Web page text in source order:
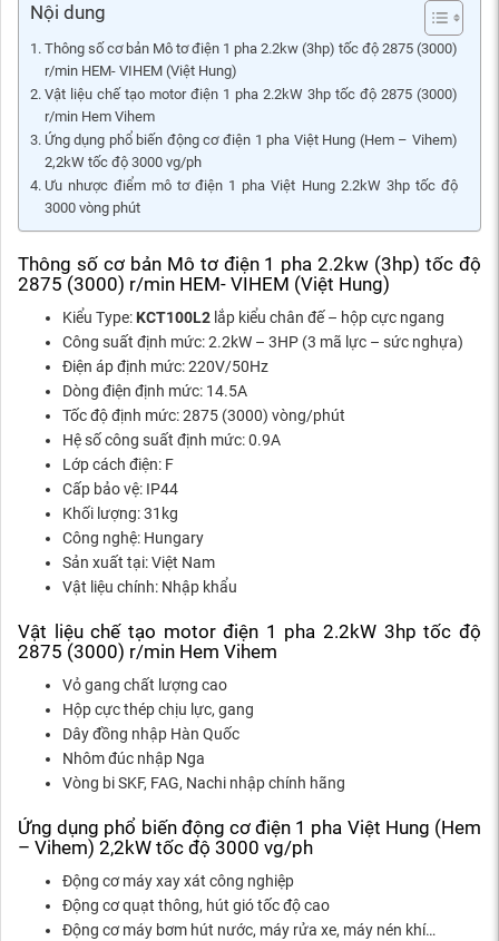
Nội dung
Thông số cơ bản Mô tơ điện 1 pha 2.2kw (3hp) tốc độ 2875 (3000)
r/min HEM- VIHEM (Việt Hung)
Vật liệu chế tạo motor điện 1 pha 2.2kW 3hp tốc độ 2875 (3000)
r/min Hem Vihem
Ứng dụng phổ biến động cơ điện 1 pha Việt Hung (Hem – Vihem)
2,2kW tốc độ 3000 vg/ph
Ưu nhược điểm mô tơ điện 1 pha Việt Hung 2.2kW 3hp tốc độ
3000 vòng phút
Thông số cơ bản Mô tơ điện 1 pha 2.2kw (3hp) tốc độ
2875 (3000) r/min HEM- VIHEM (Việt Hung)
Kiểu Type: KCT100L2 lắp kiểu chân đế – hộp cực ngang
Công suất định mức: 2.2kW – 3HP (3 mã lực – sức nghựa)
Điện áp định mức: 220V/50Hz
Dòng điện định mức: 14.5A
Tốc độ định mức: 2875 (3000) vòng/phút
Hệ số công suất định mức: 0.9A
Lớp cách điện: F
Cấp bảo vệ: IP44
Khối lượng: 31kg
Công nghệ: Hungary
Sản xuất tại: Việt Nam
Vật liệu chính: Nhập khẩu
Vật liệu chế tạo motor điện 1 pha 2.2kW 3hp tốc độ
2875 (3000) r/min Hem Vihem
Vỏ gang chất lượng cao
Hộp cực thép chịu lực, gang
Dây đồng nhập Hàn Quốc
Nhôm đúc nhập Nga
Vòng bi SKF, FAG, Nachi nhập chính hãng
Ứng dụng phổ biến động cơ điện 1 pha Việt Hung (Hem
– Vihem) 2,2kW tốc độ 3000 vg/ph
Động cơ máy xay xát công nghiệp
Động cơ quạt thông, hút gió tốc độ cao
Động cơ máy bơm hút nước, máy rửa xe, máy nén khí…